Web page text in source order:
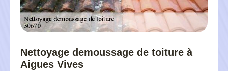
Nettoyage demoussage de toiture à
Aigues Vives